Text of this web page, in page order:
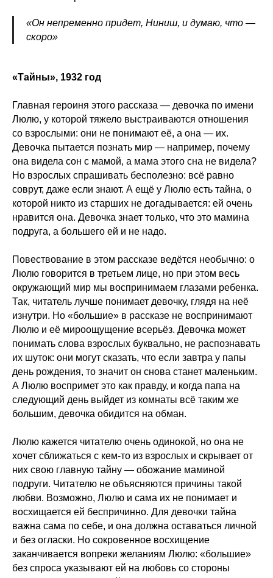
«Он непременно придет, Ниниш, и думаю, что —
скоро»
«Тайны», 1932 год
Главная героиня этого рассказа — девочка по имени
Люлю, у которой тяжело выстраиваются отношения
со взрослыми: они не понимают её, а она — их.
Девочка пытается познать мир — например, почему
она видела сон с мамой, а мама этого сна не видела?
Но взрослых спрашивать бесполезно: всё равно
соврут, даже если знают. А ещё у Люлю есть тайна, о
которой никто из старших не догадывается: ей очень
нравится она. Девочка знает только, что это мамина
подруга, а большего ей и не надо.
Повествование в этом рассказе ведётся необычно: о
Люлю говорится в третьем лице, но при этом весь
окружающий мир мы воспринимаем глазами ребенка.
Так, читатель лучше понимает девочку, глядя на неё
изнутри. Но «большие» в рассказе не воспринимают
Люлю и её мироощущение всерьёз. Девочка может
понимать слова взрослых буквально, не распознавать
их шуток: они могут сказать, что если завтра у папы
день рождения, то значит он снова станет маленьким.
А Люлю воспримет это как правду, и когда папа на
следующий день выйдет из комнаты всё таким же
большим, девочка обидится на обман.
Люлю кажется читателю очень одинокой, но она не
хочет сближаться с кем-то из взрослых и скрывает от
них свою главную тайну — обожание маминой
подруги. Читателю не объясняются причины такой
любви. Возможно, Люлю и сама их не понимает и
восхищается ей беспричинно. Для девочки тайна
важна сама по себе, и она должна оставаться личной
и без огласки. Но сокровенное восхищение
заканчивается вопреки желаниям Люлю: «большие»
без спроса указывают ей на любовь со стороны